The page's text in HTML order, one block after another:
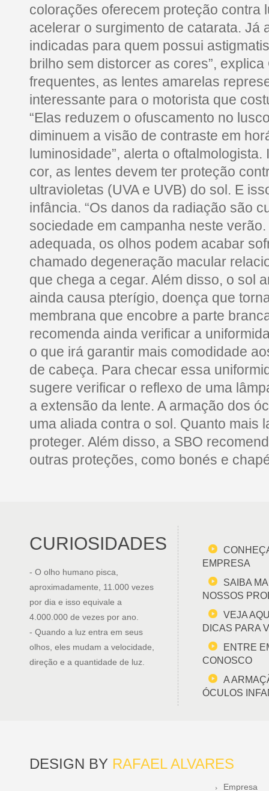
colorações oferecem proteção contra
acelerar o surgimento de catarata. Já
indicadas para quem possui
brilho sem distorcer as cores”,
frequentes, as lentes amarelas
interessante para o motorista que
“Elas reduzem o ofuscamento no
diminuem a visão de contraste em
luminosidade”, alerta o
cor, as lentes devem ter proteção
ultravioletas (UVA e UVB) do sol. E
infância. “Os danos da radiação são
sociedade em campanha neste
adequada, os olhos podem acabar
chamado degeneração macular
que chega a cegar. Além disso, o sol
ainda causa pterígio, doença que
membrana que encobre a parte
recomenda ainda verificar a
o que irá garantir mais comodidade
de cabeça. Para checar essa
sugere verificar o reflexo de uma
a extensão da lente. A armação dos
uma aliada contra o sol. Quanto mais
proteger. Além disso, a SBO
outras proteções, como bonés e
CURIOSIDADES
- O olho humano pisca,
aproximadamente, 11.000 vezes
por dia e isso equivale a
4.000.000 de vezes por ano.
- Quando a luz entra em seus
olhos, eles mudam a velocidade,
direção e a quantidade de luz.
EMPRESA
SAIBA
NOSSOS
VEJA
DICAS PARA
ENTRE
CONOSCO
A
ÓCULOS
DESIGN BY RAFAEL ALVARES
Empresa